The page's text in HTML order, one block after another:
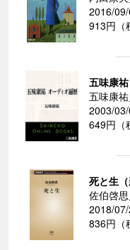
2016/
913円（
五味康
五味康
2003/
649円（
死と生（
佐伯啓
2018/
836円（